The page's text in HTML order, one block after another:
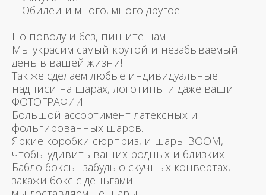
- Юбилеи и много, много другое
По поводу и без, пишите нам
Мы украсим самый крутой и незабываемый
день в вашей жизни!
Так же сделаем любые индивидуальные
надписи на шарах, логотипы и даже ваши
ФОТОГРАФИИ
Большой ассортимент латексных и
фольгированных шаров.
Яркие коробки сюрприз, и шары BOOM,
чтобы удивить ваших родных и близких
Бабло боксы- забудь о скучных конвертах,
закажи бокс с деньгами!